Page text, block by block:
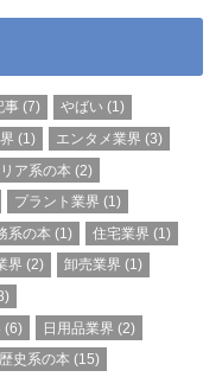
事(7) やばい (1)
(1) エンタメ業界 (3)
ア系の本 (2)
プラント業界 (1)
系の本 (1) 住宅業界 (1)
界 (2) 卸売業界 (1)
(6) 日用品業界 (2)
歴史系の本 (15)